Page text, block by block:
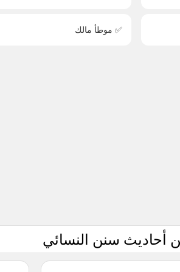
✅ موطأ مالك
أحاديث سنن النسائي